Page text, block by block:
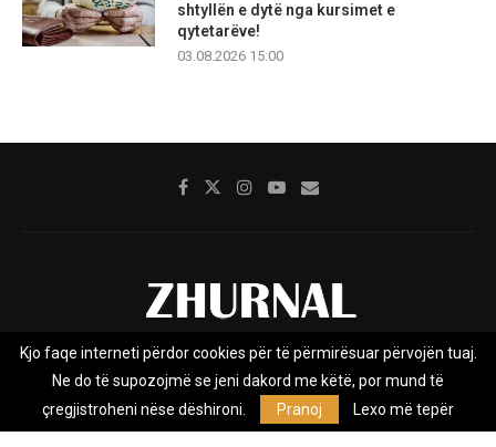
shtyllën e dytë nga kursimet e
qytetarëve!
03.08.2026 15:00
Rreth nesh Impresumi Marketing
Privacy Policy
Zhurnal.mk është Agjenci e Lajmeve e pavarur, e themeluar në vitin
Kjo faqe interneti përdor cookies për të përmirësuar përvojën tuaj.
Ne do të supozojmë se jeni dakord me këtë, por mund të
çregjistroheni nëse dëshironi.
Pranoj Lexo më tepër